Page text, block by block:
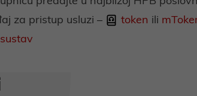
za pristup usluzi –
token ili
sustav